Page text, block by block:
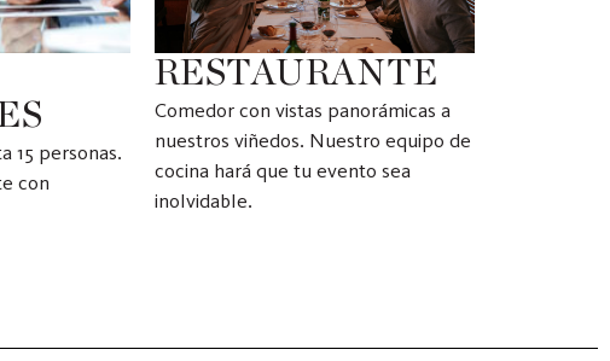
15 personas.
con
RESTAURANTE
Comedor con vistas panorámicas a
nuestros viñedos. Nuestro equipo de
cocina hará que tu evento sea
inolvidable.